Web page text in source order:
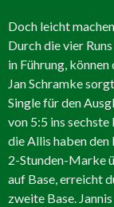
Doch leicht
Durch die vier
in Führung,
Jan Schramke
Single für den
von 5:5 ins
die Allis haben
2-Stunden-Marke
auf Base, erreicht
zweite Base.